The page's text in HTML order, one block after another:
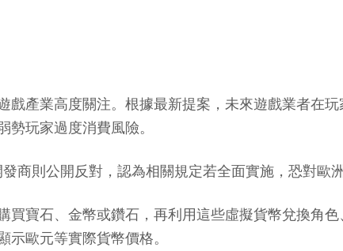
產業高度關注。根據最新提案，未來遊戲業者在
玩家過度消費風險。
商則公開反對，認為相關規定若全面實施，恐對歐
買寶石、金幣或鑽石，再利用這些虛擬貨幣兌換角
歐元等實際貨幣價格。